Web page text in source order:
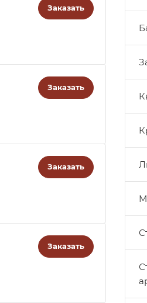
Заказать
Заказать
Заказать
Заказать